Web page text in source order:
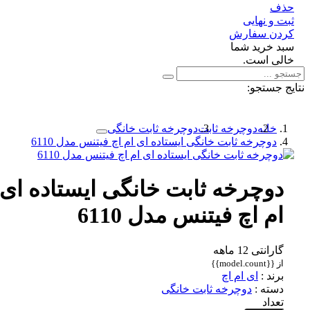
و نهایی
سفارش
خرید شما
است.
جستجو:
خانهدوچرخه ثابتدوچرخه ثابت خانگی
دوچرخه ثابت خانگی ایستاده ای ام اچ فیتنس مدل 6110
دوچرخه ثابت خانگی ایستاده ای
ام اچ فیتنس مدل 6110
گارانتی 12 ماهه
ای ام اچ
دسته :دوچرخه ثابت خانگی